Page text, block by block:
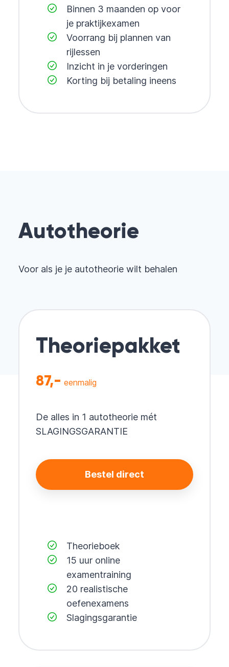
Binnen 3 maanden op voor
je praktijkexamen
Voorrang bij plannen van
rijlessen
Inzicht in je vorderingen
Korting bij betaling ineens
Autotheorie
Voor als je je autotheorie wilt behalen
Theoriepakket
87,- eenmalig
De alles in 1 autotheorie mét
SLAGINGSGARANTIE
Bestel direct
Theorieboek
15 uur online
examentraining
20 realistische
oefenexamens
Slagingsgarantie